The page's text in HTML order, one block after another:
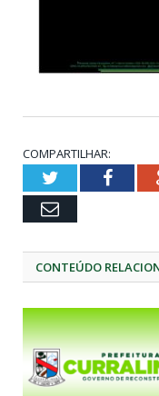
COMPARTILHAR:
Twitter
Email
CONTEÚDO